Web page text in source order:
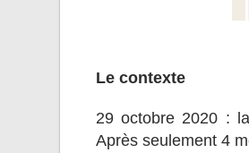
Le contexte
29 octobre 2020 :
Après seulement 4